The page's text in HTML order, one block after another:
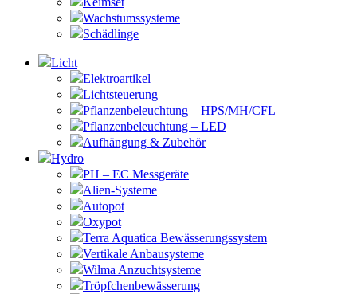
Wachstumssysteme
Schädlinge
Licht
Elektroartikel
Lichtsteuerung
Pflanzenbeleuchtung – HPS/MH/CFL
Pflanzenbeleuchtung – LED
Aufhängung & Zubehör
Hydro
PH – EC Messgeräte
Alien-Systeme
Autopot
Oxypot
Terra Aquatica Bewässerungssystem
Vertikale Anbausysteme
Wilma Anzuchtsysteme
Tröpfchenbewässerung